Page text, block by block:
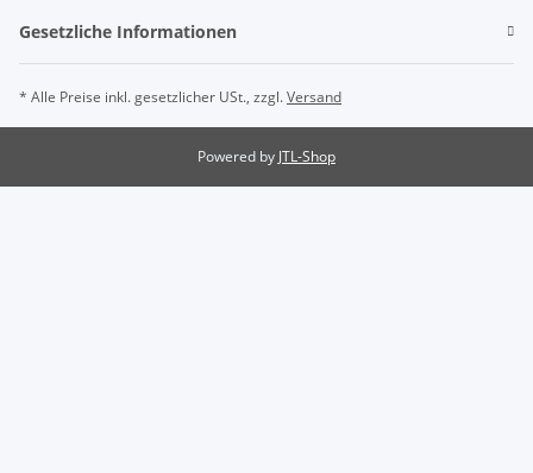
Gesetzliche Informationen
* Alle Preise inkl. gesetzlicher USt., zzgl.Versand
Powered by JTL-Shop